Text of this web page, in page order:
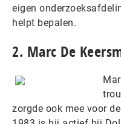
eigen
helpt bepalen.
2. Marc De
zorgde ook mee voor